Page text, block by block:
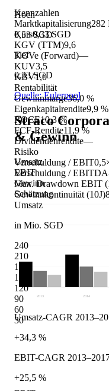
Kennzahlen
Marktkapitalisierung282
Kurs0,33 SGD
KGV (TTM)9,6
KGVe (Forward)—
KUV3,5
KBV1,0
Rentabilität
Gewinnmarge36,0 %
Eigenkapitalrendite9,9 %
ROCE10,3 %
FCF-Rendite11,9 %
Dividendenrendite—
Risiko
Verschuldung / EBIT
Verschuldung / EBITDA
Max. Drawdown EBIT
Gewinnkontinuität (10J)
Umsatz
in Mio. SGD
240
210
180
150
120
90
60
30
Hoch
0,53 SGD
Tief
0,33 SGD
Quelle: Eulerpool
Straco
& Gewinn
Umsatz
EBIT
Gewinn
Schätzung
2013 2014
Umsatz-CAGR
+34,3 %
EBIT-CAGR
+25,5 %